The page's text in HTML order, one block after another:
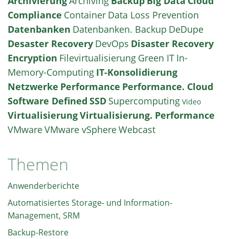
Compliance Container Data Loss Prevention
Datenbanken Datenbanken. Backup DeDupe
Desaster Recovery DevOps Disaster Recovery
Encryption Filevirtualisierung Green IT In-
Memory-Computing IT-Konsolidierung
Netzwerke Performance Performance. Cloud
Software Defined SSD Supercomputing Video
VirtualisierungVirtualisierung. Performance
VMwareVMware vSphereWebcast
Themen
Anwenderberichte
Automatisiertes Storage- und Information-
Management, SRM
Backup-Restore